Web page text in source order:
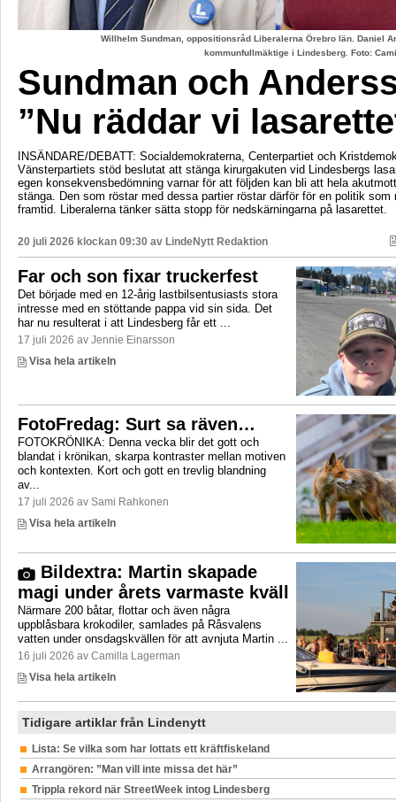
Willhelm Sundman, oppositionsråd Liberalerna Örebro län. Daniel
kommunfullmäktige i Lindesberg. Foto:
Sundman och
”Nu räddar vi
INSÄNDARE/DEBATT: Socialdemokraterna, Centerpartiet och
Vänsterpartiets stöd beslutat att stänga kirurgakuten vid Lindesbergs
egen konsekvensbedömning varnar för att följden kan bli att hela
stänga. Den som röstar med dessa partier röstar därför för en politik som
framtid. Liberalerna tänker sätta stopp för nedskärningarna på lasarettet.
20 juli 2026 klockan 09:30 av LindeNytt Redaktion
Far och son fixar truckerfest
Det började med en 12-årig lastbilsentusiasts stora
intresse med en stöttande pappa vid sin sida. Det
har nu resulterat i att Lindesberg får ett ...
17 juli 2026 av Jennie Einarsson
Visa hela artikeln
FotoFredag: Surt sa räven…
FOTOKRÖNIKA: Denna vecka blir det gott och
blandat i krönikan, skarpa kontraster mellan motiven
och kontexten. Kort och gott en trevlig blandning
av...
17 juli 2026 av Sami Rahkonen
Visa hela artikeln
Bildextra: Martin skapade
magi under årets varmaste kväll
Närmare 200 båtar, flottar och även några
uppblåsbara krokodiler, samlades på Råsvalens
vatten under onsdagskvällen för att avnjuta Martin ...
16 juli 2026 av Camilla Lagerman
Visa hela artikeln
Tidigare artiklar från Lindenytt
Lista: Se vilka som har lottats ett kräftfiskeland
Arrangören: ”Man vill inte missa det här”
Trippla rekord när StreetWeek intog Lindesberg